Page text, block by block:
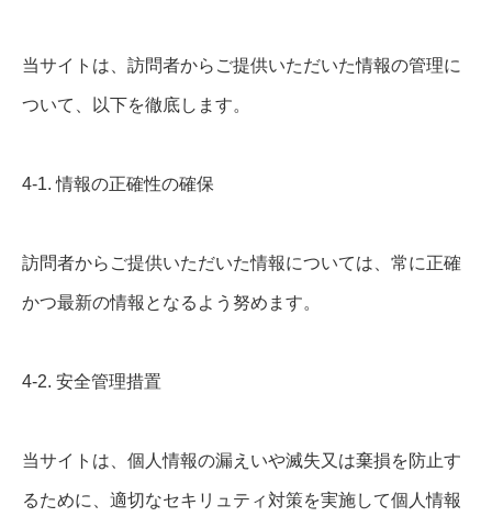
当サイトは、訪問者からご提供いただいた情報の管理に
ついて、以下を徹底します。
4-1. 情報の正確性の確保
訪問者からご提供いただいた情報については、常に正確
かつ最新の情報となるよう努めます。
4-2. 安全管理措置
当サイトは、個人情報の漏えいや滅失又は棄損を防止す
るために、適切なセキリュティ対策を実施して個人情報